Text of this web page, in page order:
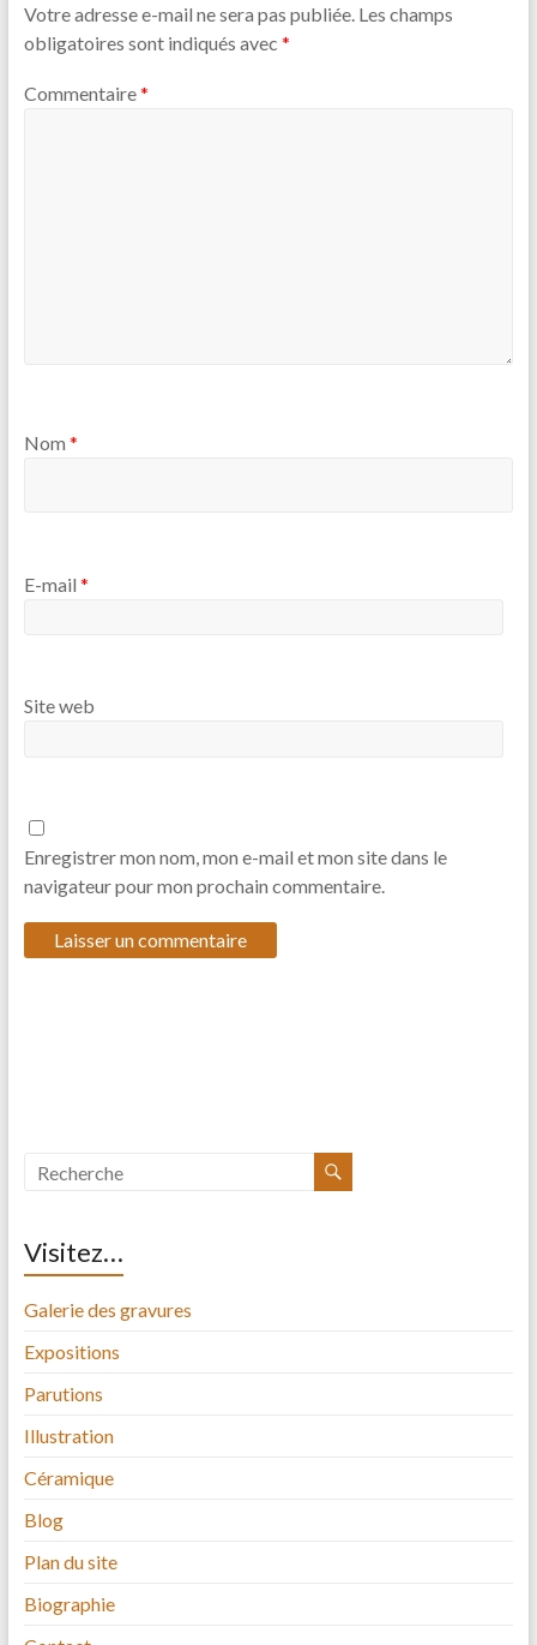
Votre adresse e-mail ne sera pas publiée. Les champs
obligatoires sont indiqués avec *
Commentaire*
Nom *
E-mail *
Site web
Enregistrer mon nom, mon e-mail et mon site dans le
navigateur pour mon prochain commentaire.
Visitez…
Galerie des gravures
Expositions
Parutions
Illustration
Céramique
Blog
Plan du site
Biographie